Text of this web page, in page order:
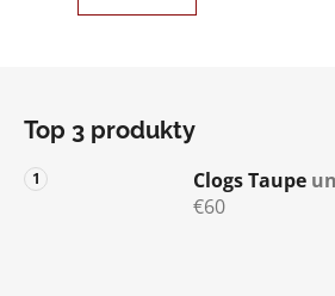
Top 3 produkty
Clogs Taupe
€60